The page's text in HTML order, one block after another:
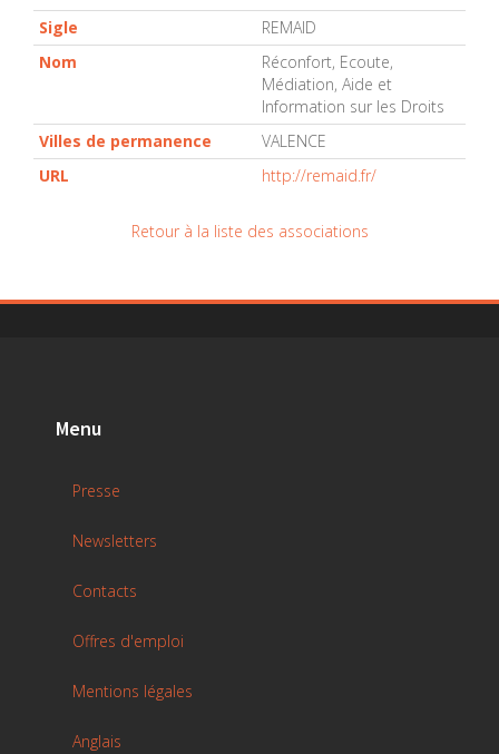
Sigle
REMAID
Nom
Réconfort, Ecoute,
Médiation, Aide et
Information sur les Droits
Villes de permanence
VALENCE
URL
http://remaid.fr/
Retour à la liste des associations
Menu
Presse
Newsletters
Contacts
Offres d'emploi
Mentions légales
Anglais